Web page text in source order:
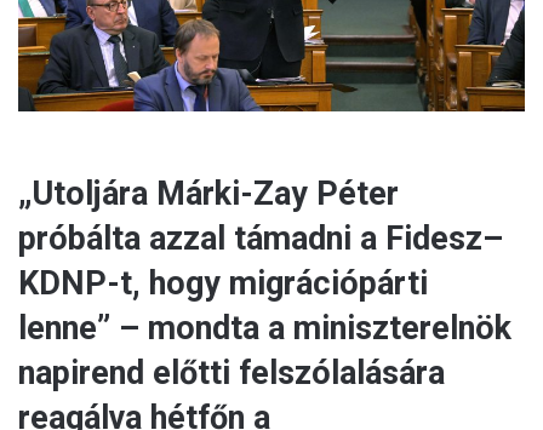
„Utoljára Márki-Zay Péter
próbálta azzal támadni a Fidesz–
KDNP-t, hogy migrációpárti
lenne” – mondta a miniszterelnök
napirend előtti felszólalására
reagálva hétfőn a